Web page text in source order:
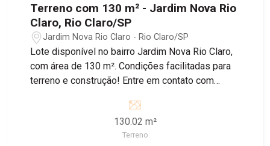
Terreno com 130 m² - Jardim Nova Rio
Claro, Rio Claro/SP
Jardim Nova Rio Claro - Rio Claro/SP
Lote disponível no bairro Jardim Nova Rio Claro,
com área de 130 m². Condições facilitadas para
terreno e construção! Entre em contato com
130.02 m²
Terreno